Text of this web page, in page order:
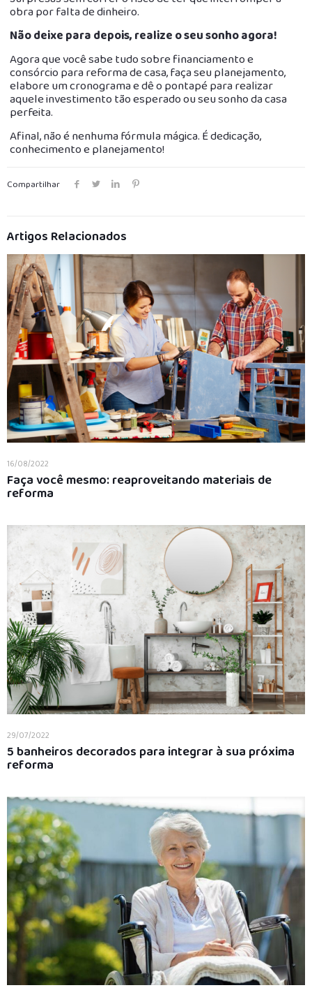
obra por falta de dinheiro.
Não deixe para depois, realize o seu sonho agora!
Agora que você sabe tudo sobre financiamento e
consórcio para reforma de casa, faça seu planejamento,
elabore um cronograma e dê o pontapé para realizar
aquele investimento tão esperado ou seu sonho da casa
perfeita.
Afinal, não é nenhuma fórmula mágica. É dedicação,
conhecimento e planejamento!
Compartilhar
Artigos Relacionados
16/08/2022
Faça você mesmo: reaproveitando materiais de
reforma
29/07/2022
5 banheiros decorados para integrar à sua próxima
reforma